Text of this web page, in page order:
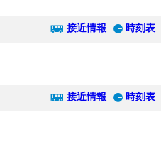
接近情報 時刻表
接近情報 時刻表